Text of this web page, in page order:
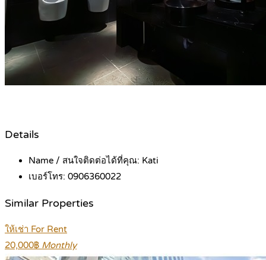
Details
Name / สนใจติดต่อได้ที่คุณ: Kati
เบอร์โทร: 0906360022
Similar Properties
ให้เช่า For Rent
20,000฿ Monthly